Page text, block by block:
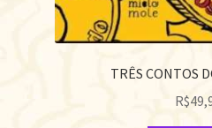
TRÊS CONTOS
R$